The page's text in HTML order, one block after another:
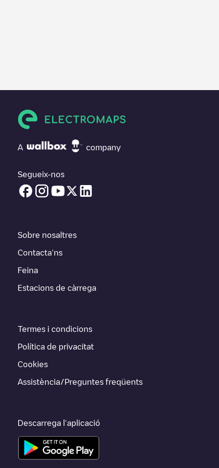
A company
Segueix-nos
Sobre nosaltres
Contacta'ns
Feina
Estacions de càrrega
Termes i condicions
Política de privacitat
Cookies
Assistència/Preguntes freqüents
Descarrega l'aplicació